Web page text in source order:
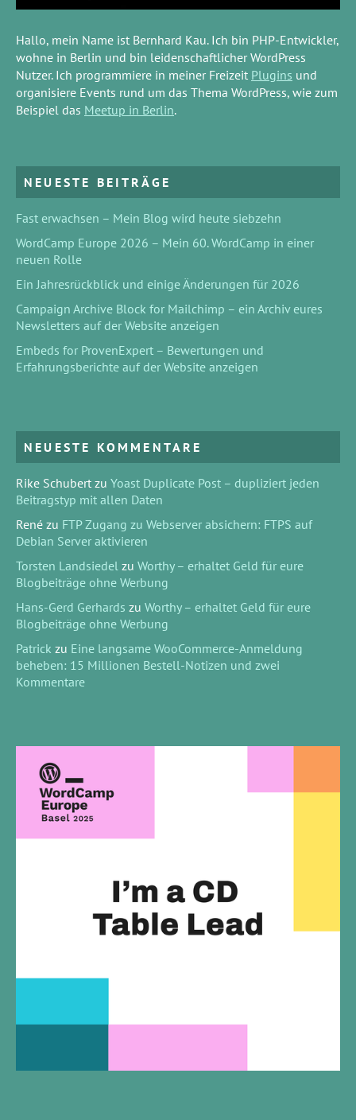
Hallo, mein Name ist Bernhard Kau. Ich bin PHP-Entwickler,
wohne in Berlin und bin leidenschaftlicher WordPress
Nutzer. Ich programmiere in meiner Freizeit Plugins und
organisiere Events rund um das Thema WordPress, wie zum
Beispiel das Meetup in Berlin.
NEUESTE BEITRÄGE
Fast erwachsen – Mein Blog wird heute siebzehn
WordCamp Europe 2026 – Mein 60. WordCamp in einer
neuen Rolle
Ein Jahresrückblick und einige Änderungen für 2026
Campaign Archive Block for Mailchimp – ein Archiv eures
Newsletters auf der Website anzeigen
Embeds for ProvenExpert – Bewertungen und
Erfahrungsberichte auf der Website anzeigen
NEUESTE KOMMENTARE
Rike Schubert zu Yoast Duplicate Post – dupliziert jeden
Beitragstyp mit allen Daten
René zu FTP Zugang zu Webserver absichern: FTPS auf
Debian Server aktivieren
Torsten Landsiedel zu Worthy – erhaltet Geld für eure
Blogbeiträge ohne Werbung
Hans-Gerd Gerhards zu Worthy – erhaltet Geld für eure
Blogbeiträge ohne Werbung
Patrick zu Eine langsame WooCommerce-Anmeldung
beheben: 15 Millionen Bestell-Notizen und zwei
Kommentare